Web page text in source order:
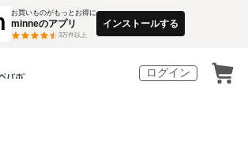
お買いものがもっとお得に
minneのアプリ
3万件以上
インストールする
ログイン